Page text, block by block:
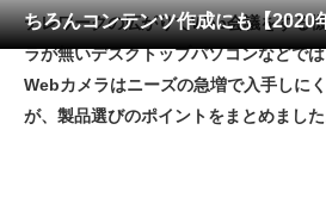
工具・DIY 本・
生活家電 生活用
空調・季節家電 美容・
ちろんコンテンツ作成にも【2020
テレワークの広がりでWeb会議をする
ラが無いデスクトップパソコンなどで
Webカメラはニーズの急増で入手しに
が、製品選びのポイントをまとめました